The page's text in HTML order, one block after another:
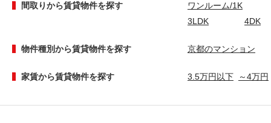
間取りから賃貸物件を探す
ワンルーム/1K
3LDK
4DK
物件種別から賃貸物件を探す 京都のマンション
家賃から賃貸物件を探す 3.5万円以下 ～4万円